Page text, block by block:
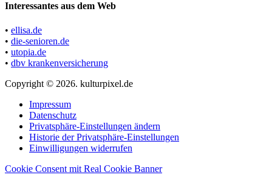
Interessantes aus dem Web
• ellisa.de
• die-senioren.de
• utopia.de
• dbv krankenversicherung
Copyright © 2026. kulturpixel.de
Impressum
Datenschutz
Privatsphäre-Einstellungen ändern
Historie der Privatsphäre-Einstellungen
Einwilligungen widerrufen
Cookie Consent mit Real Cookie Banner